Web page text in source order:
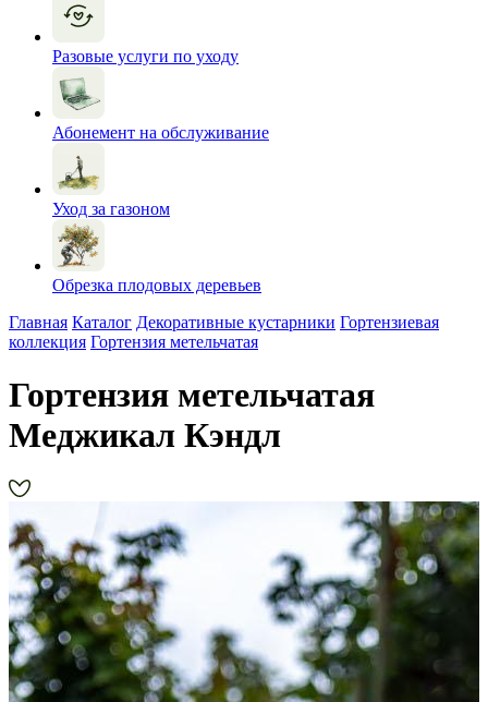
Разовые услуги по уходу
Абонемент на обслуживание
Уход за газоном
Обрезка плодовых деревьев
Главная Каталог Декоративные кустарники Гортензиевая
коллекция Гортензия метельчатая
Гортензия метельчатая
Меджикал Кэндл